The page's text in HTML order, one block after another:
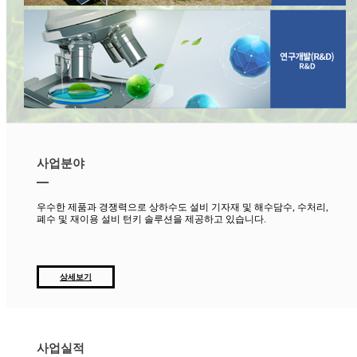
사업분야
우수한 제품과 경쟁력으로 상하수도 설비 기자재 및 해수담수, 수처리,
폐수 및 재이용 설비 턴키 솔루션을 제공하고 있습니다.
상세보기
사업실적